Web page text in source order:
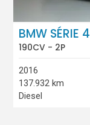
BMW SÉRIE 4
190CV - 2P
2016
137.932 km
Diesel